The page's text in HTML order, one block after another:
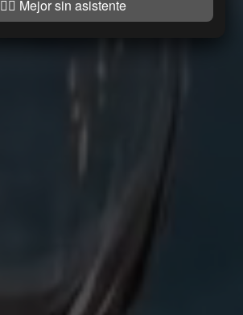
👍🏼 Mejor sin asistente